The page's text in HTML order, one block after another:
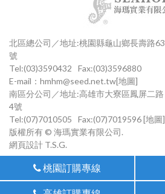
北區總公司／地址:桃園縣龜山鄉長壽路63
號
Tel:(03)3590432
Fax:(03)3596880
E-mail： hmhm@seed.net.tw[地圖]
南區分公司／地址:高雄市大寮區鳳屏二路
4號
Tel:(07)7010505
Fax:(07)7019596[地圖]
版權所有 © 海瑪實業有限公司.
網頁設計 T.S.G.
桃園訂購專線